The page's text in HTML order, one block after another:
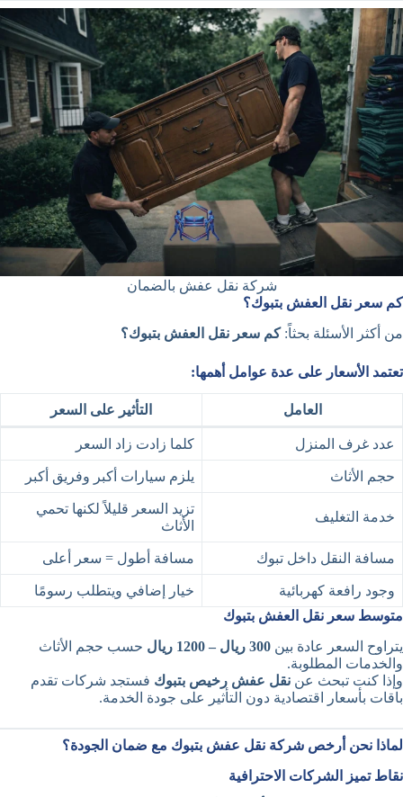
شركة نقل عفش بالضمان
كم سعر نقل العفش بتبوك؟
من أكثر الأسئلة بحثاً:كم سعر نقل العفش بتبوك؟
تعتمد الأسعار على عدة عوامل أهمها:
العامل التأثير على السعر
عدد غرف المنزل كلما زادت زاد السعر
حجم الأثاث يلزم سيارات أكبر وفريق أكبر
خدمة التغليف
تزيد السعر قليلاً لكنها تحمي
الأثاث
مسافة النقل داخل تبوك مسافة أطول = سعر أعلى
وجود رافعة كهربائية
خيار إضافي ويتطلب رسومًا
متوسط سعر نقل العفش بتبوك
يتراوح السعر عادة بين 300 ريال – 1200 ريال
حسب حجم الأثاث
والخدمات المطلوبة.
وإذا كنت تبحث عن نقل عفش رخيص بتبوك فستجد شركات تقدم
باقات بأسعار اقتصادية دون التأثير على جودة الخدمة.
لماذا نحن أرخص شركة نقل عفش بتبوك مع ضمان الجودة؟
نقاط تميز الشركات الاحترافية